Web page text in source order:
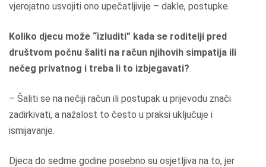
vjerojatno usvojiti ono upečatljivije – dakle, postupke.
Koliko djecu može “izluditi” kada se roditelji pred
društvom počnu šaliti na račun njihovih simpatija ili
nečeg privatnog i treba li to izbjegavati?
– Šaliti se na nečiji račun ili postupak u prijevodu znači
zadirkivati, a nažalost to često u praksi uključuje i
ismijavanje.
Djeca do sedme godine posebno su osjetljiva na to, jer